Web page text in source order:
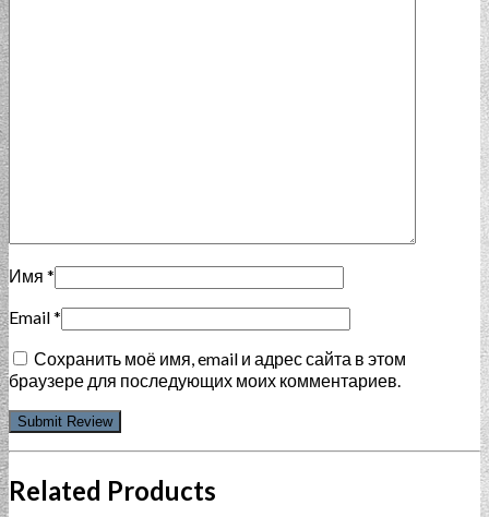
Имя *
Email*
Сохранить моё имя, email и адрес сайта в этом
браузере для последующих моих комментариев.
Related Products